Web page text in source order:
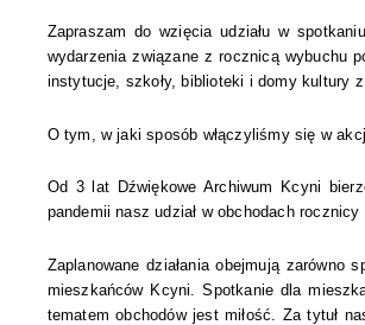
Zapraszam do wzięcia udziału w
wydarzenia związane z rocznicą wybuchu
instytucje, szkoły, biblioteki i domy kultury z
O tym, w jaki sposób włączyliśmy się w
Od 3 lat Dźwiękowe Archiwum Kcyni
pandemii nasz udział w obchodach
Zaplanowane działania obejmują
mieszkańców Kcyni. Spotkanie dla
tematem obchodów jest miłość. Za tytuł